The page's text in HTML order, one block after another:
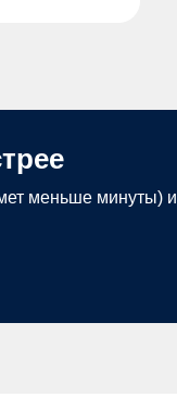
меньше минуты) и